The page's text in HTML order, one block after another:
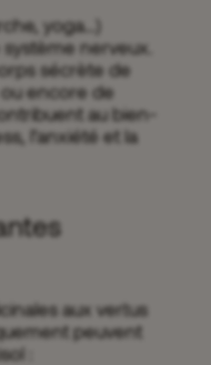
yoga…)
nerveux.
sécrète de
encore de
au bien-
l’anxiété et la
aux vertus
peuvent
: